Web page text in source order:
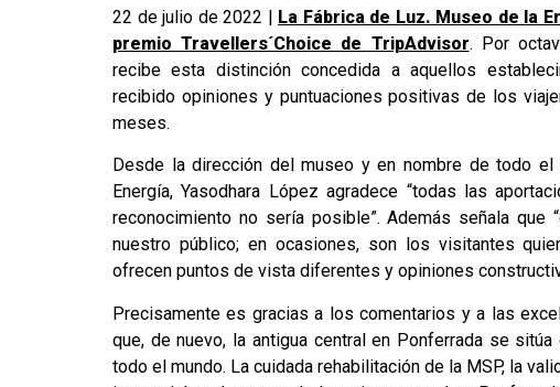
22 de julio de 2022 | La Fábrica de Luz. Museo de la
premio Travellers´Choice de TripAdvisor. Por
recibe esta distinción concedida a aquellos
recibido opiniones y puntuaciones positivas de los
meses.
Desde la dirección del museo y en nombre de todo
Energía, Yasodhara López agradece “todas las
reconocimiento no sería posible”. Además señala que
nuestro público; en ocasiones, son los visitantes
ofrecen puntos de vista diferentes y opiniones
Precisamente es gracias a los comentarios y a las
que, de nuevo, la antigua central en Ponferrada se
todo el mundo. La cuidada rehabilitación de la MSP, la